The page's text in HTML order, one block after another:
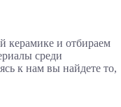
керамике и отбираем
среди
к нам вы найдете то,